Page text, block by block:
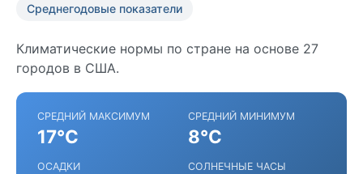
Среднегодовые показатели
Климатические нормы по стране на основе 27
городов в США.
СРЕДНИЙ МАКСИМУМ
17°C
СРЕДНИЙ МИНИМУМ
8°C
ОСАДКИ СОЛНЕЧНЫЕ ЧАСЫ